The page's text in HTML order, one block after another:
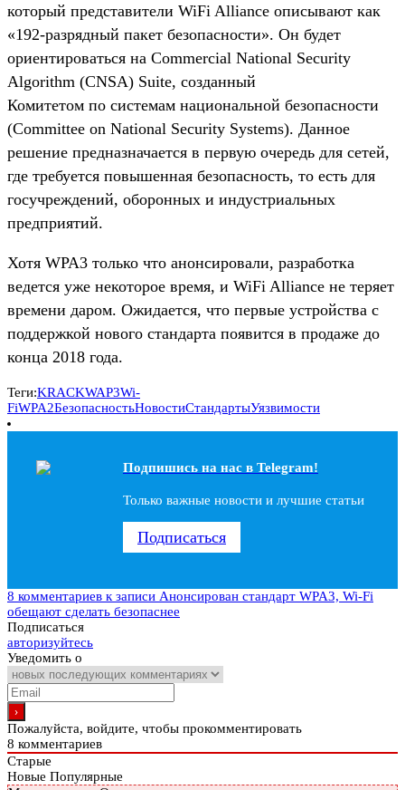
который представители WiFi Alliance описывают как
«192-разрядный пакет безопасности». Он будет
ориентироваться на Commercial National Security
Algorithm (CNSA) Suite, созданный
Комитетом по системам национальной безопасности
(Committee on National Security Systems). Данное
решение предназначается в первую очередь для сетей,
где требуется повышенная безопасность, то есть для
госучреждений, оборонных и индустриальных
предприятий.
Хотя WPA3 только что анонсировали, разработка
ведется уже некоторое время, и WiFi Alliance не теряет
времени даром. Ожидается, что первые устройства с
поддержкой нового стандарта появится в продаже до
конца 2018 года.
Теги:KRACKWAP3Wi-
FiWPA2БезопасностьНовостиСтандартыУязвимости
Подпишись на наc в Telegram!
Только важные новости и лучшие статьи
Подписаться
8 комментариев к записи Анонсирован стандарт WPA3, Wi-Fi
обещают сделать безопаснее
Подписаться
авторизуйтесь
Уведомить о
Пожалуйста, войдите, чтобы прокомментировать
8 комментариев
Старые
Новые Популярные